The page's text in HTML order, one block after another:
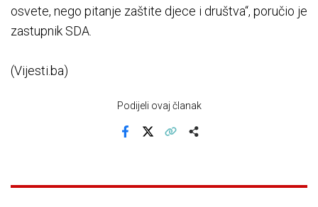
osvete, nego pitanje zaštite djece i društva“, poručio je
zastupnik SDA.
(Vijesti.ba)
Podijeli ovaj članak